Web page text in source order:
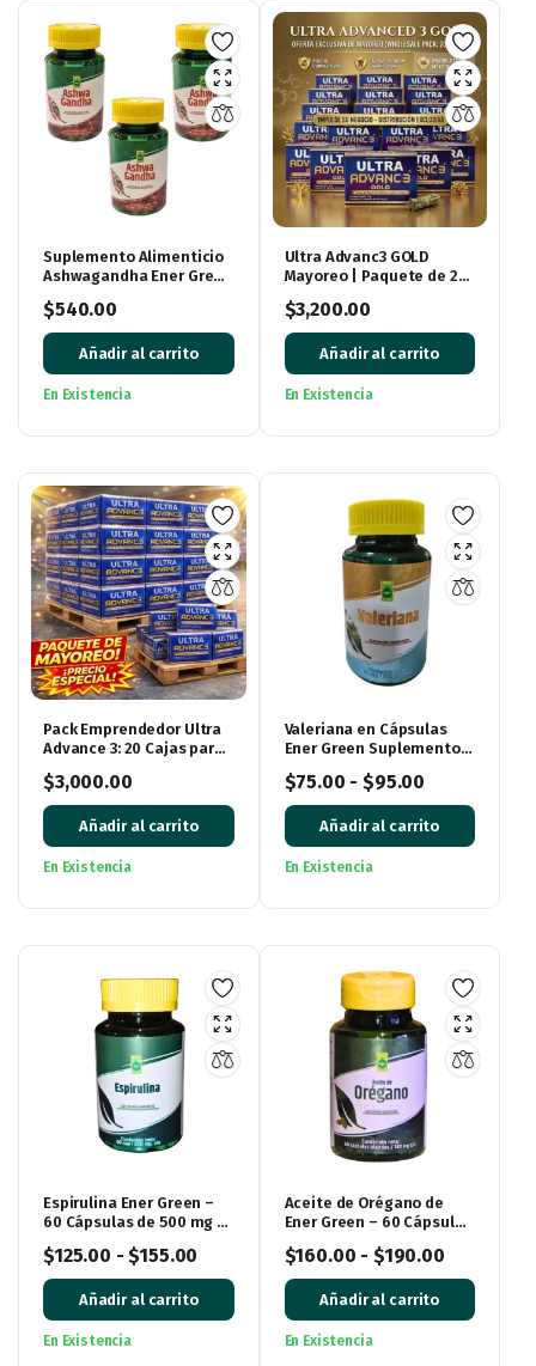
Suplemento Alimenticio
Ashwagandha Ener Green
$540.00
Añadir al carrito
En Existencia
Ultra Advanc3 GOLD
Mayoreo | Paquete de 20
$3,200.00
Añadir al carrito
En Existencia
Pack Emprendedor Ultra
Advance 3: 20 Cajas para
$3,000.00
Añadir al carrito
En Existencia
Valeriana en Cápsulas
Ener Green Suplemento
$75.00 -$95.00
Añadir al carrito
En Existencia
Espirulina Ener Green –
60 Cápsulas de 500 mg |
$125.00 - $155.00
Añadir al carrito
En Existencia
Aceite de Orégano de
Ener Green – 60 Cápsulas
$160.00 - $190.00
Añadir al carrito
En Existencia